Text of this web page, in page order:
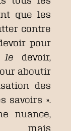
que les
contre
pour
le devoir,
aboutir
des
savoirs ».
nuance,
mais